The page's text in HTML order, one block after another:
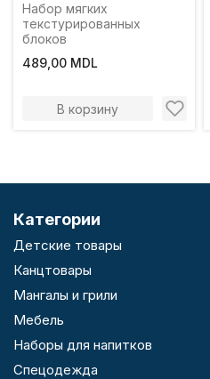
Набор мягких
текстурированных
блоков
489,00 MDL
В корзину
Категории
Детские товары
Канцтовары
Мангалы и грили
Мебель
Наборы для напитков
Спецодежда